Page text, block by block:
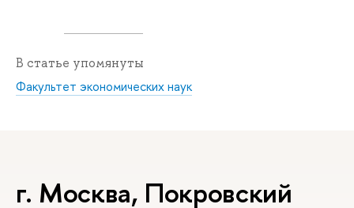
В статье упомянуты
Факультет экономических наук
г. Москва, Покровский